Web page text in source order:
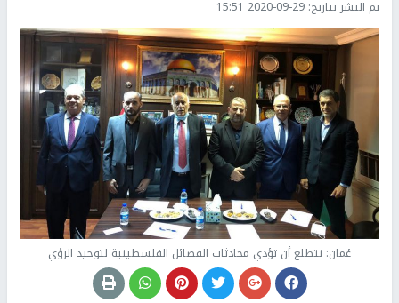
تم النشر بتاريخ: 2020-09-29 15:51
عُمان: نتطلع أن تؤدي محادثات الفصائل الفلسطينية لتوحيد الرؤي